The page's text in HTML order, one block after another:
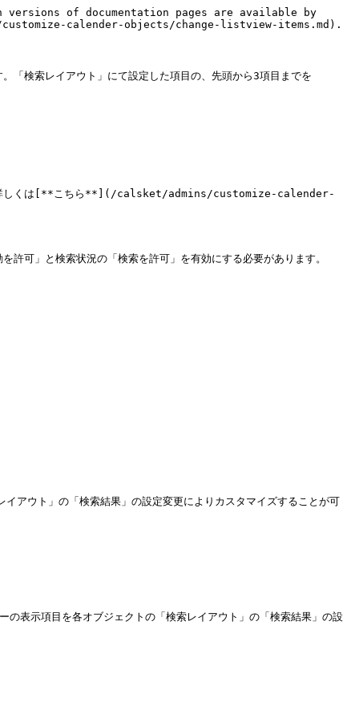
of documentation pages are available by
calender-objects/change-listview-items.md).
「検索レイアウト」にて設定した項目の、先頭から3項目までを
ます。詳しくは[**こちら**](/calsket/admins/customize-calender-
許可」と検索状況の「検索を許可」を有効にする必要があります。
アウト」の「検索結果」の設定変更によりカスタマイズすることが可
表示項目を各オブジェクトの「検索レイアウト」の「検索結果」の設